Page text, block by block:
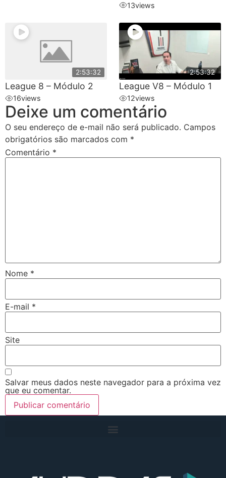
13views
2:53:32
League 8 – Módulo 2
16views
2:53:32
League V8 – Módulo 1
12views
Deixe um comentário
O seu endereço de e-mail não será publicado. Campos
obrigatórios são marcados com *
Comentário *
Nome *
E-mail *
Site
Salvar meus dados neste navegador para a próxima vez
que eu comentar.